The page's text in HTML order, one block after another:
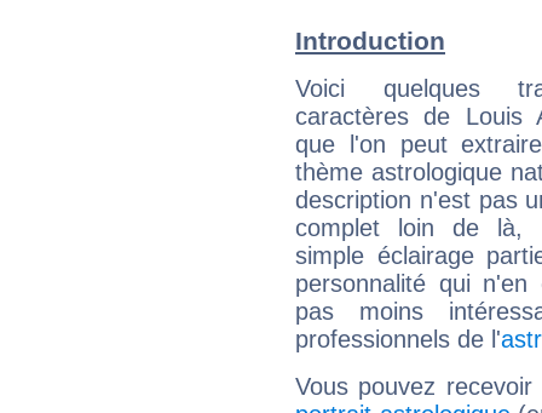
Introduction
Voici quelques
caractères de Louis
que l'on peut
thème astrologique
description n'est pas
complet loin de là,
simple éclairage
personnalité qui n'en
pas moins
professionnels de l'
Vous pouvez